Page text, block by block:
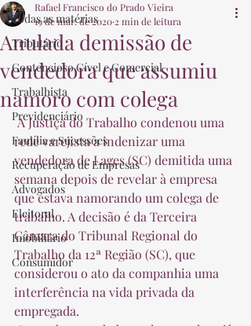
Todas as matérias
Tributário
Contencioso Cível e Comercial
Trabalhista
Previdenciário
Família e Sucessões
Recuperação de Empresas
Advogados
Eleitoral
Imobiliário
Consumidor
Anulada demissão de
vendedora que assumiu
namoro com colega
Rafael Francisco do Prado Vieira
19 de mar. de 2020 2 min de leitura
A Justiça do Trabalho condenou uma
rede varejista a indenizar uma
vendedora de Lages (SC) demitida uma
semana depois de revelar à empresa
que estava namorando um colega de
trabalho. A decisão é da Terceira
Câmara do Tribunal Regional do
Trabalho da 12ª Região (SC), que
considerou o ato da companhia uma
interferência na vida privada da
empregada.